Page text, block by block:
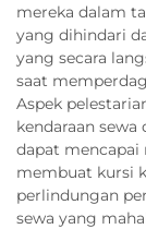
mereka dalam
yang dihindari
yang secara
saat
Aspek
kendaraan
dapat mencapai
membuat kursi
perlindungan
sewa yang